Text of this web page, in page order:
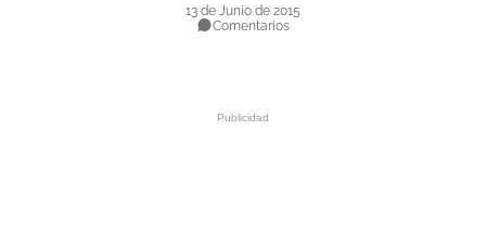
VENTANA CIUDADANA13 de Junio de 2015
Comentarios